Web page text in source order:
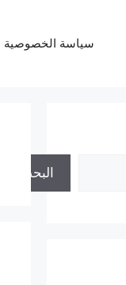
سياسة الخصوصية
البحث